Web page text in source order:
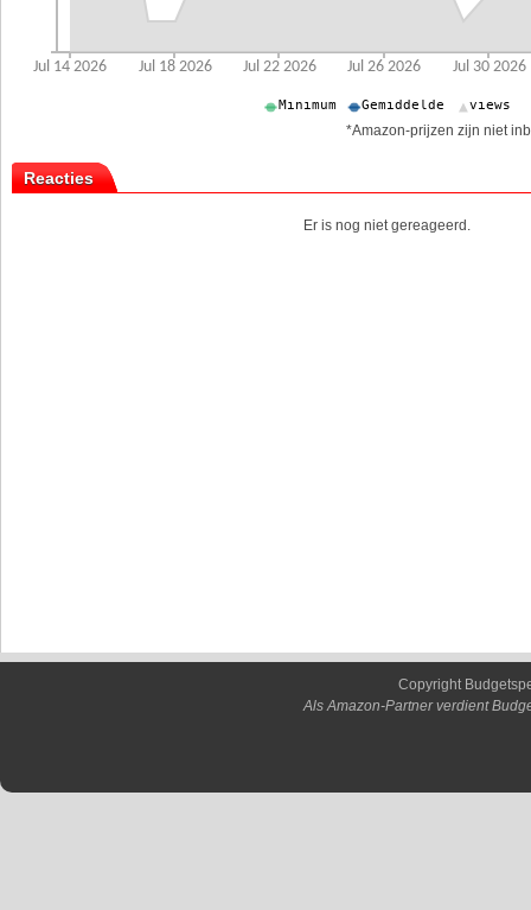
*Amazon-prijzen zijn niet
Reacties
Er is nog niet gereageerd.
Copyright
Als Amazon-Partner verdient